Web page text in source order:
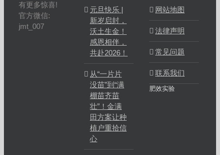
有更多惊喜!
官方微信:
jmt_007
元旦快乐 |
新岁启封，
沃土生金！
感恩相伴，
共赴2026！
从“一片片
没苗”到“满
棚苗齐苗
壮”！金满
田方案让种
植户重拾信
心
网站地图
法律声明
常见问题
联系我们
肥效实验